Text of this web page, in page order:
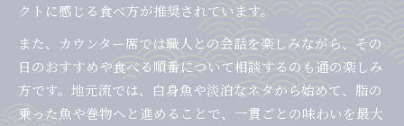
クトに感じる食べ方が推奨されています。
また、カウンター席では職人との会話を楽しみながら、その
日のおすすめや食べる順番について相談するのも通の楽しみ
方です。地元流では、白身魚や淡泊なネタから始めて、脂の
乗った魚や巻物へと進めることで、一貫ごとの味わいを最大